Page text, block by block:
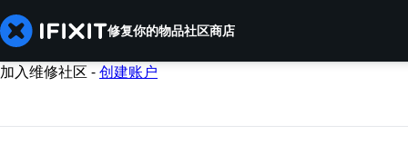
修复你的物品社区商店
加入维修社区 -创建账户